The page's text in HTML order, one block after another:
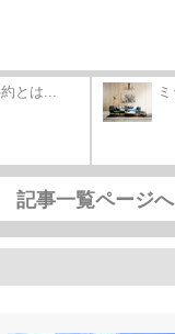
とは...
記事一覧ページへ